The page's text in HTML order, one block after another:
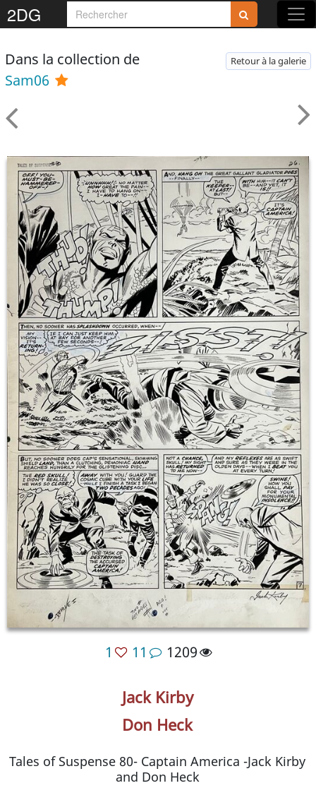
2DG
Dans la collection de
Sam06
Retour à la galerie
1 11 1209
Jack Kirby
Don Heck
Tales of Suspense 80- Captain America -Jack Kirby
and Don Heck